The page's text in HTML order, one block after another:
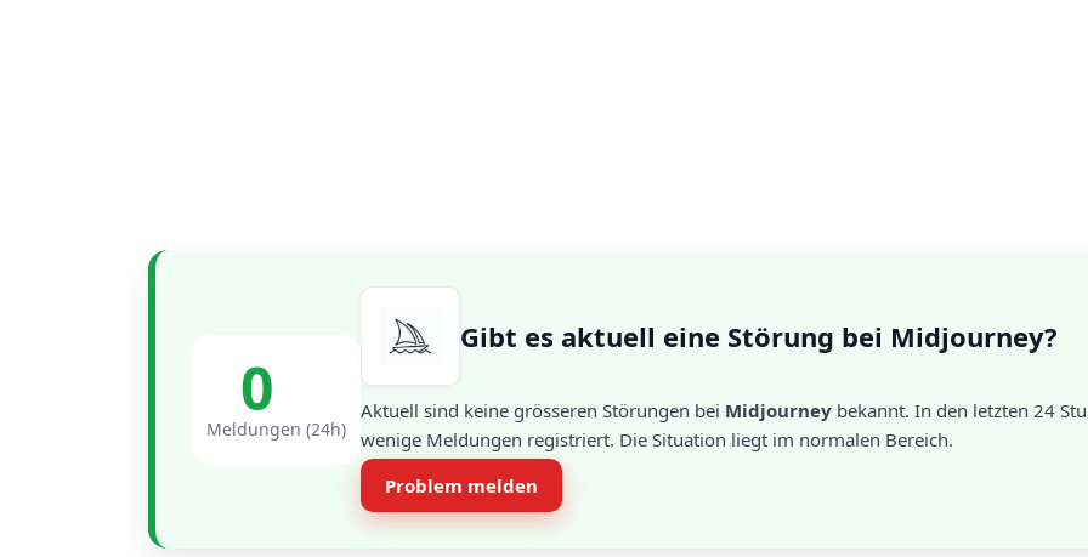
0
Meldungen (24h)
Gibt es aktuell eine Störung bei Midjourney?
Aktuell sind keine grösseren Störungen bei Midjourney bekannt. In den letzten 24
wenige Meldungen registriert. Die Situation liegt im normalen Bereich.
Problem melden